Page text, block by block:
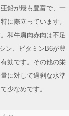
鉛が最も豊富で、一
に際立っています。
和牛肩肉赤肉は不足
ン、ビタミンB6が豊
効です。その他の栄
に対して過剰な水準
少なめです。